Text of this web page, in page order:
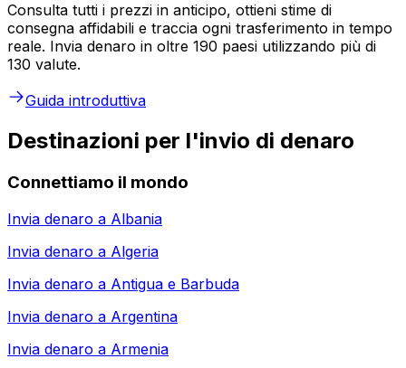
Consulta tutti i prezzi in anticipo, ottieni stime di
consegna affidabili e traccia ogni trasferimento in tempo
reale. Invia denaro in oltre 190 paesi utilizzando più di
130 valute.
Guida introduttiva
Destinazioni per l'invio di denaro
Connettiamo il mondo
Invia denaro a Albania
Invia denaro a Algeria
Invia denaro a Antigua e Barbuda
Invia denaro a Argentina
Invia denaro a Armenia